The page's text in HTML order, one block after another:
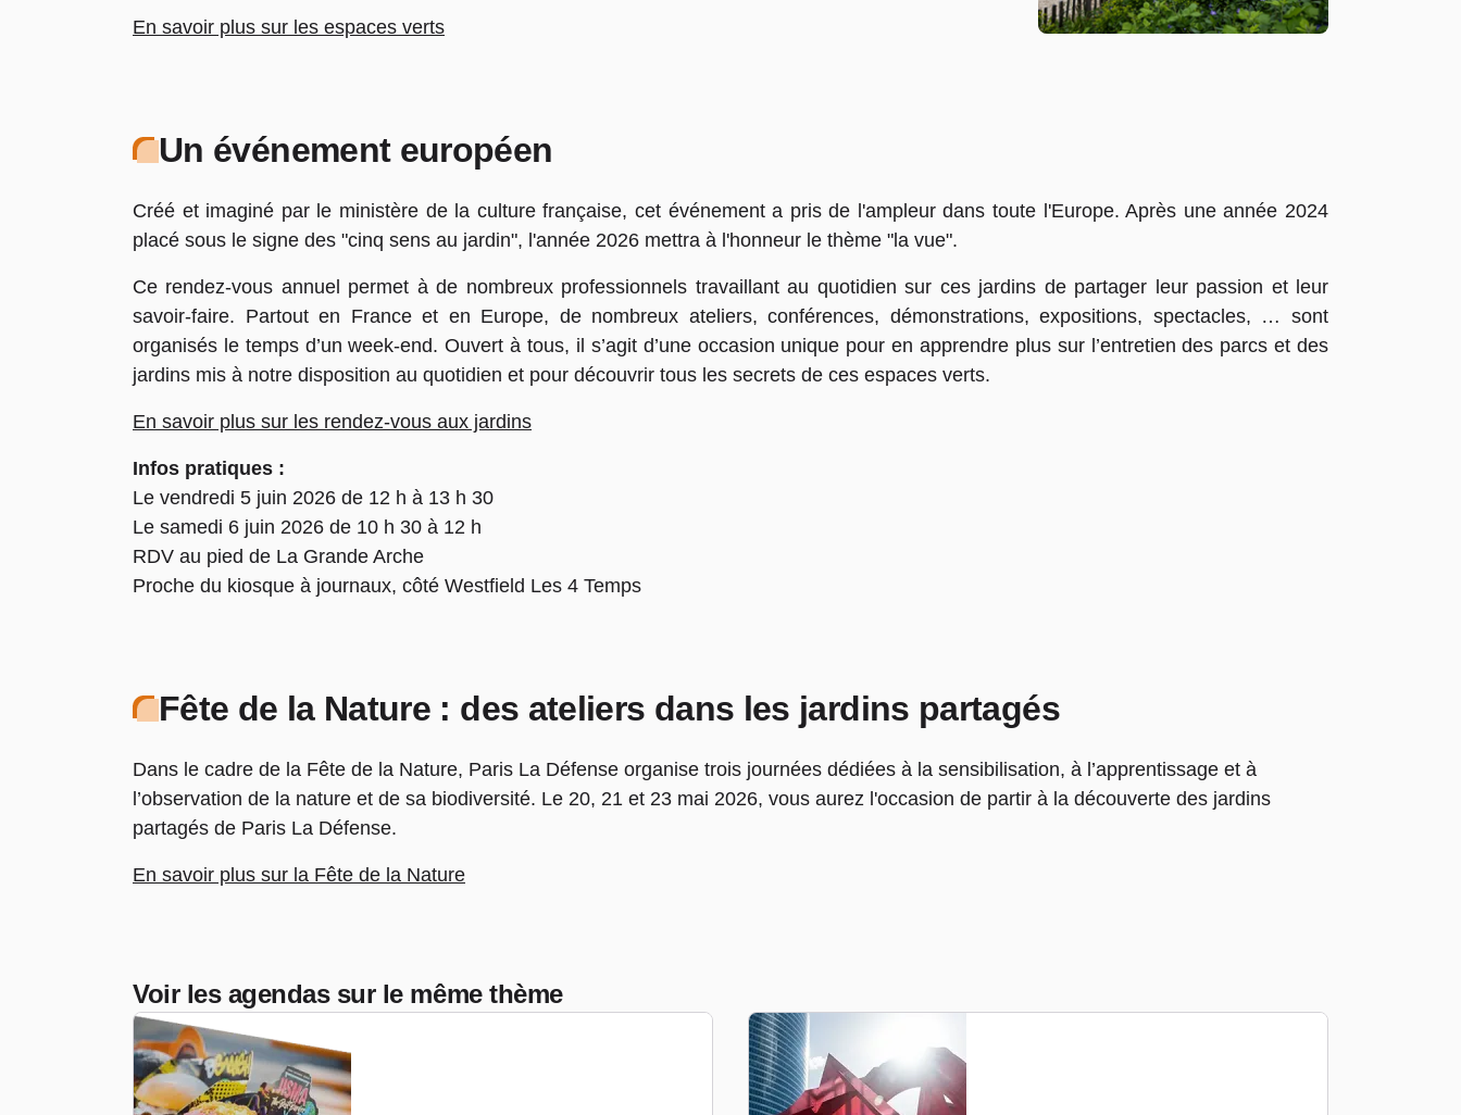
En savoir plus sur les espaces verts
Un événement européen
Créé et imaginé par le ministère de la culture française, cet événement a pris de l'ampleur dans toute l'Europe. Après une année 2024
placé sous le signe des "cinq sens au jardin", l'année 2026 mettra à l'honneur le thème "la vue".
Ce rendez-vous annuel permet à de nombreux professionnels travaillant au quotidien sur ces jardins de partager leur passion et leur
savoir-faire. Partout en France et en Europe, de nombreux ateliers, conférences, démonstrations, expositions, spectacles, … sont
organisés le temps d’un week-end. Ouvert à tous, il s’agit d’une occasion unique pour en apprendre plus sur l’entretien des parcs et des
jardins mis à notre disposition au quotidien et pour découvrir tous les secrets de ces espaces verts.
En savoir plus sur les rendez-vous aux jardins
Infos pratiques :
Le vendredi 5 juin 2026 de 12 h à 13 h 30
Le samedi 6 juin 2026 de 10 h 30 à 12 h
RDV au pied de La Grande Arche
Proche du kiosque à journaux, côté Westfield Les 4 Temps
Fête de la Nature : des ateliers dans les jardins partagés
Dans le cadre de la Fête de la Nature, Paris La Défense organise trois journées dédiées à la sensibilisation, à l’apprentissage et à
l’observation de la nature et de sa biodiversité. Le 20, 21 et 23 mai 2026, vous aurez l'occasion de partir à la découverte des jardins
partagés de Paris La Défense.
En savoir plus sur la Fête de la Nature
Voir les agendas sur le même thème